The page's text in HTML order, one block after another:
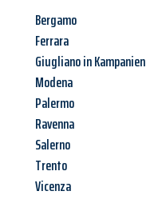
Bergamo
Ferrara
Giugliano in Kampanien
Modena
Palermo
Ravenna
Salerno
Trento
Vicenza